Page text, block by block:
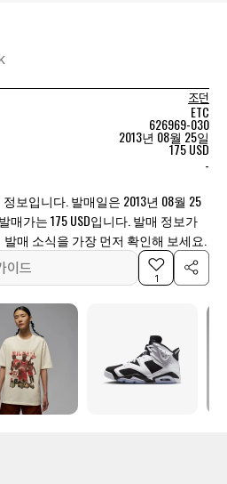
조던
ETC
626969-030
2013년 08월 25일
175 USD
-
보입니다. 발매일은 2013년 08월 25
매가는 175 USD입니다. 발매 정보가
매 소식을 가장 먼저 확인해 보세요.
이드
1